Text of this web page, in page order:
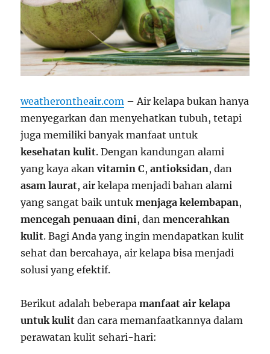
weatherontheair.com – Air kelapa bukan hanya
menyegarkan dan menyehatkan tubuh, tetapi
juga memiliki banyak manfaat untuk
kesehatan kulit. Dengan kandungan alami
yang kaya akanvitamin C,antioksidan, dan
asam laurat, air kelapa menjadi bahan alami
yang sangat baik untukmenjaga kelembapan,
mencegah penuaan dini , danmencerahkan
kulit. Bagi Anda yang ingin mendapatkan kulit
sehat dan bercahaya, air kelapa bisa menjadi
solusi yang efektif.
Berikut adalah beberapamanfaat air kelapa
untuk kulit dan cara memanfaatkannya dalam
perawatan kulit sehari-hari: